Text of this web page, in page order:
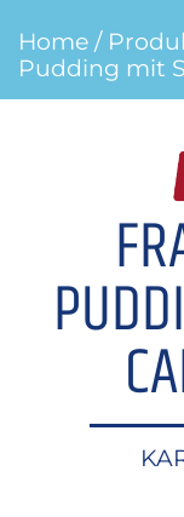
Home /
Pudding mit